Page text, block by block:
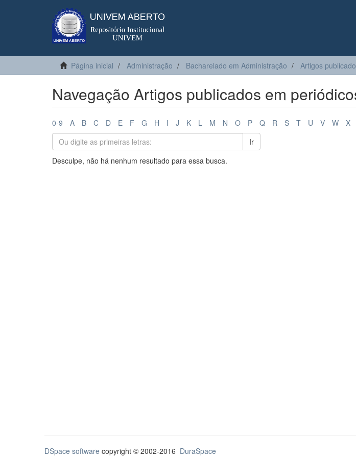
Página inicial Administração Bacharelado em Administração Artigos
Navegação Artigos publicados em
0-9 A B C D E F G H I J K L M N O P Q R S T U V W X
Ir
Desculpe, não há nenhum resultado para essa busca.
DSpace software copyright © 2002-2016 DuraSpace